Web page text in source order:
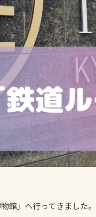
館」へ行ってきました。